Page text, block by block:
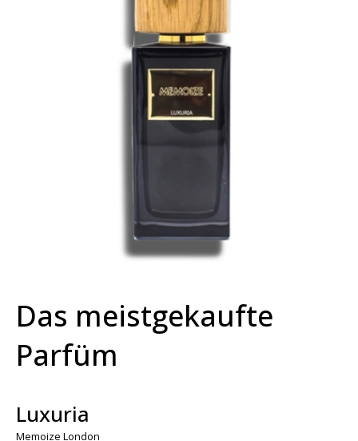
Das meistgekaufte
Parfüm
Luxuria
Memoize London